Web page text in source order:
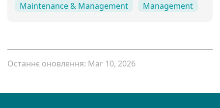
Maintenance & Management Management
Останнє оновлення: Mar 10, 2026